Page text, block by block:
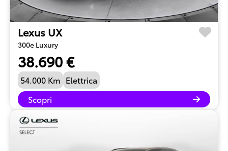
Lexus UX
300e Luxury
38.690 €
54.000 Km Elettrica
Scopri